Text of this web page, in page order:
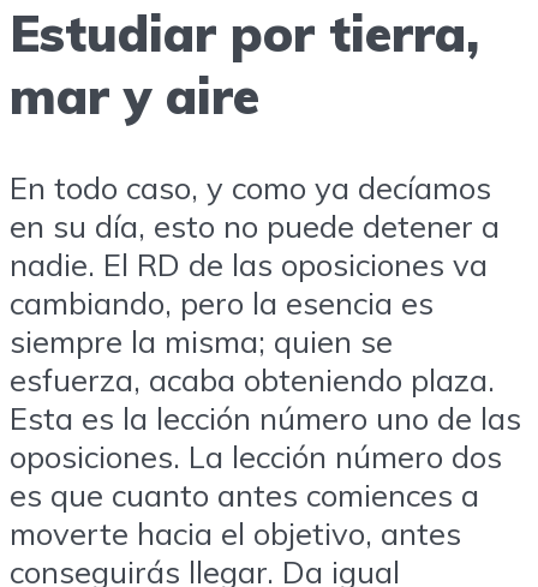
Estudiar por tierra,
mar y aire
En todo caso, y como ya decíamos
en su día, esto no puede detener a
nadie. El RD de las oposiciones va
cambiando, pero la esencia es
siempre la misma; quien se
esfuerza, acaba obteniendo plaza.
Esta es la lección número uno de las
oposiciones. La lección número dos
es que cuanto antes comiences a
moverte hacia el objetivo, antes
conseguirás llegar. Da igual